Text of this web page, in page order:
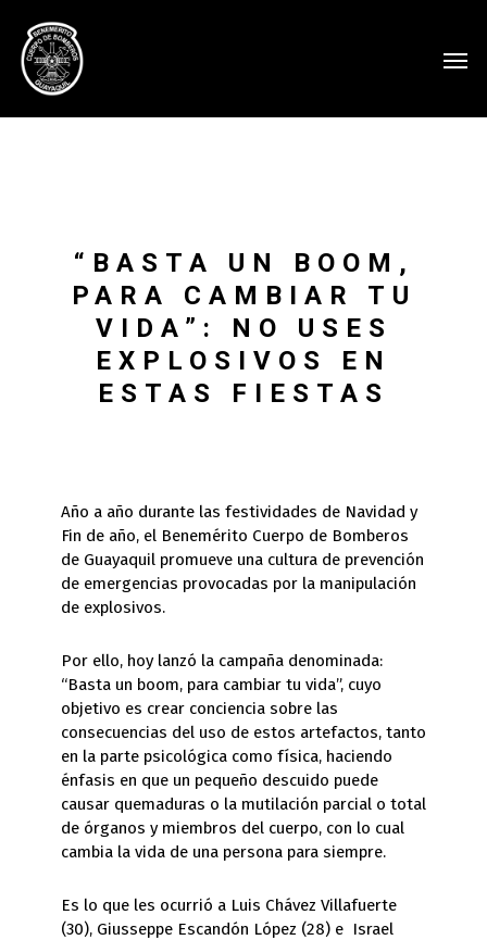
“BASTA UN BOOM,
PARA CAMBIAR TU
VIDA”: NO USES
EXPLOSIVOS EN
ESTAS FIESTAS
Año a año durante las festividades de Navidad y
Fin de año, el Benemérito Cuerpo de Bomberos
de Guayaquil promueve una cultura de prevención
de emergencias provocadas por la manipulación
de explosivos.
Por ello, hoy lanzó la campaña denominada:
“Basta un boom, para cambiar tu vida”, cuyo
objetivo es crear conciencia sobre las
consecuencias del uso de estos artefactos, tanto
en la parte psicológica como física, haciendo
énfasis en que un pequeño descuido puede
causar quemaduras o la mutilación parcial o total
de órganos y miembros del cuerpo, con lo cual
cambia la vida de una persona para siempre.
Es lo que les ocurrió a Luis Chávez Villafuerte
(30), Giusseppe Escandón López (28) e Israel